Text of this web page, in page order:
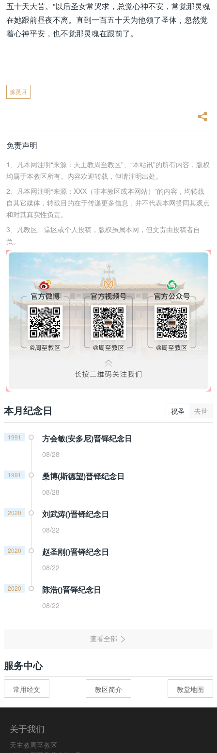
五十天大苦。”以后圣女常哭求，总觉心神不安，常觉那灵魂
在她跟前昼夜不离。直到一百五十天为他领了圣体，忽然觉
着心神平安，也不觉那灵魂在跟前了。
炼灵月
免责声明
1、凡本网注明“来源：天主教周至教区”、“本站讯”的所有内容，版权
均属于本教区所有。内容欢迎转载，但请注明出处。
2、凡本网注明“来源：XXX（非本教区或本网站）”的内容，均转载
自其它媒体，转载目的在于传递更多信息，并不代表本网赞同其观点
和对其真实性负责。
3、凡教区、堂区或个人投稿，版权虽属本网，但文责由投稿者自
负。
本月纪念日 祝圣 去世
1991 方会敏(安多尼)晋铎纪念日
08/28
1991 桑博(斯德望)晋铎纪念日
08/28
2020 刘武涛()晋铎纪念日
08/22
2020 赵圣刚()晋铎纪念日
08/22
2020 陈浩()晋铎纪念日
08/22
服务中心
常用经文 教区简介 教堂地图
关于我们
天主教周至教区